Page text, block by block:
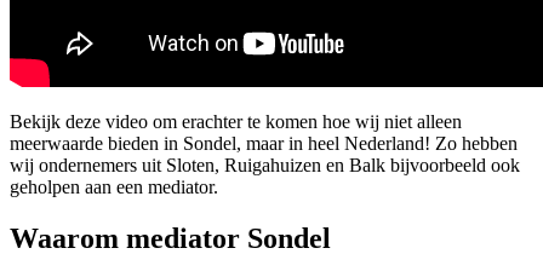
Bekijk deze video om erachter te komen hoe wij niet alleen
meerwaarde bieden in Sondel, maar in heel Nederland! Zo hebben
wij ondernemers uit Sloten, Ruigahuizen en Balk bijvoorbeeld ook
geholpen aan een mediator.
Waarom mediator Sondel